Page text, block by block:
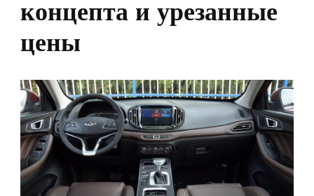
концепта и урезанные
цены